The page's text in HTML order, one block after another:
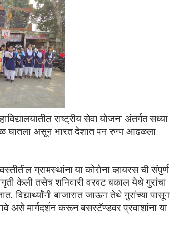
राष्ट्रीय सेवा योजना अंतर्गत सध्या
घातला असून भारत देशात पन रुग्ण आढळला
ग्रामस्थांना या कोरोना व्हायरस ची संपुर्ण
केली तसेच शनिवारी वरवट बकाल येथे गुरांचा
बाजारात जाऊन तेथे गुरांच्या पासून
असे मार्गदर्शन करून बसस्टॅण्डवर प्रवाशांना या